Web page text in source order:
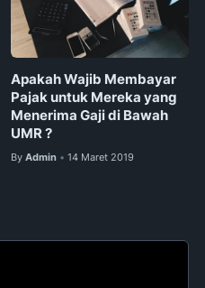
Apakah Wajib Membayar
Pajak untuk Mereka yang
Menerima Gaji di Bawah
UMR ?
By Admin • 14 Maret 2019